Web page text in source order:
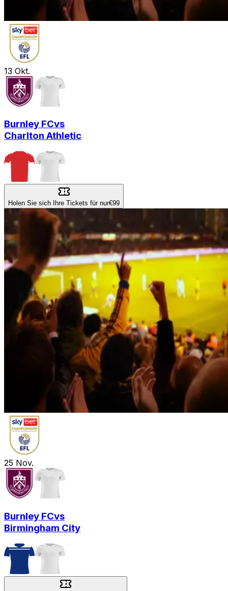
13 Okt.
Burnley FCvs
Charlton Athletic
Holen Sie sich Ihre Tickets für nur€99
25 Nov.
Burnley FCvs
Birmingham City